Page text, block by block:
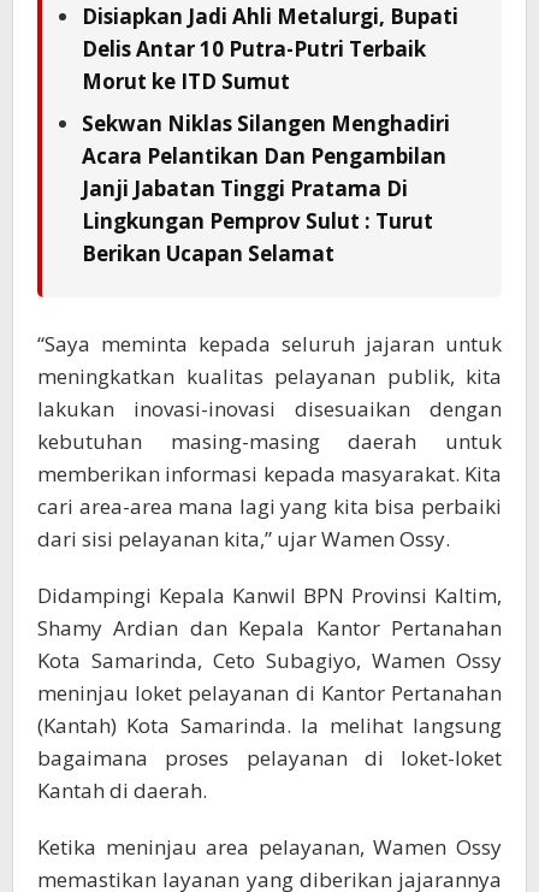
Disiapkan Jadi Ahli Metalurgi, Bupati
Delis Antar 10 Putra-Putri Terbaik
Morut ke ITD Sumut
Sekwan Niklas Silangen Menghadiri
Acara Pelantikan Dan Pengambilan
Janji Jabatan Tinggi Pratama Di
Lingkungan Pemprov Sulut : Turut
Berikan Ucapan Selamat
“Saya meminta kepada seluruh jajaran untuk
meningkatkan kualitas pelayanan publik, kita
lakukan inovasi-inovasi disesuaikan dengan
kebutuhan masing-masing daerah untuk
memberikan informasi kepada masyarakat. Kita
cari area-area mana lagi yang kita bisa perbaiki
dari sisi pelayanan kita,” ujar Wamen Ossy.
Didampingi Kepala Kanwil BPN Provinsi Kaltim,
Shamy Ardian dan Kepala Kantor Pertanahan
Kota Samarinda, Ceto Subagiyo, Wamen Ossy
meninjau loket pelayanan di Kantor Pertanahan
(Kantah) Kota Samarinda. Ia melihat langsung
bagaimana proses pelayanan di loket-loket
Kantah di daerah.
Ketika meninjau area pelayanan, Wamen Ossy
memastikan layanan yang diberikan jajarannya